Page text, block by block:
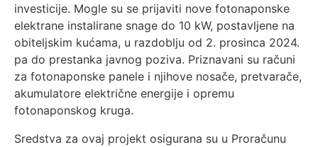
investicije. Mogle su se prijaviti nove fotonaponske
elektrane instalirane snage do 10 kW, postavljene na
obiteljskim kućama, u razdoblju od 2. prosinca 2024.
pa do prestanka javnog poziva. Priznavani su računi
za fotonaponske panele i njihove nosače, pretvarače,
akumulatore električne energije i opremu
fotonaponskog kruga.
Sredstva za ovaj projekt osigurana su u Proračunu